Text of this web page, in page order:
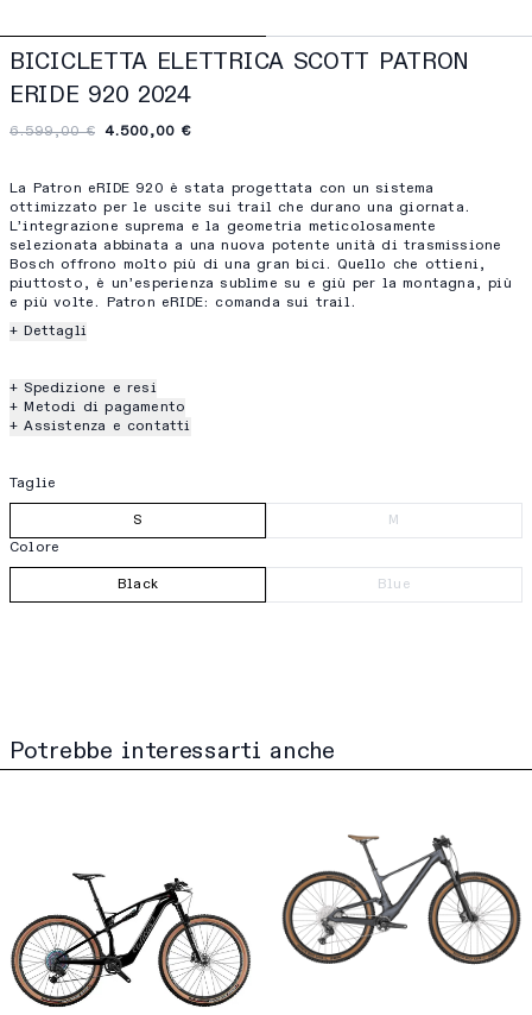
BICICLETTA ELETTRICA SCOTT PATRON
ERIDE 920 2024
6.599,00 € 4.500,00 €
La Patron eRIDE 920 è stata progettata con un sistema
ottimizzato per le uscite sui trail che durano una giornata.
L’integrazione suprema e la geometria meticolosamente
selezionata abbinata a una nuova potente unità di trasmissione
Bosch offrono molto più di una gran bici. Quello che ottieni,
piuttosto, è un’esperienza sublime su e giù per la montagna, più
e più volte. Patron eRIDE: comanda sui trail.
+ Dettagli
+ Spedizione e resi
+ Metodi di pagamento
+ Assistenza e contatti
Taglie
S
M
Colore
Black Blue
Potrebbe interessarti anche